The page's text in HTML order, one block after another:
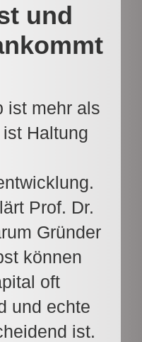
und
ist mehr als
Haltung
Prof. Dr.
Gründer
können
oft
und echte
ist.